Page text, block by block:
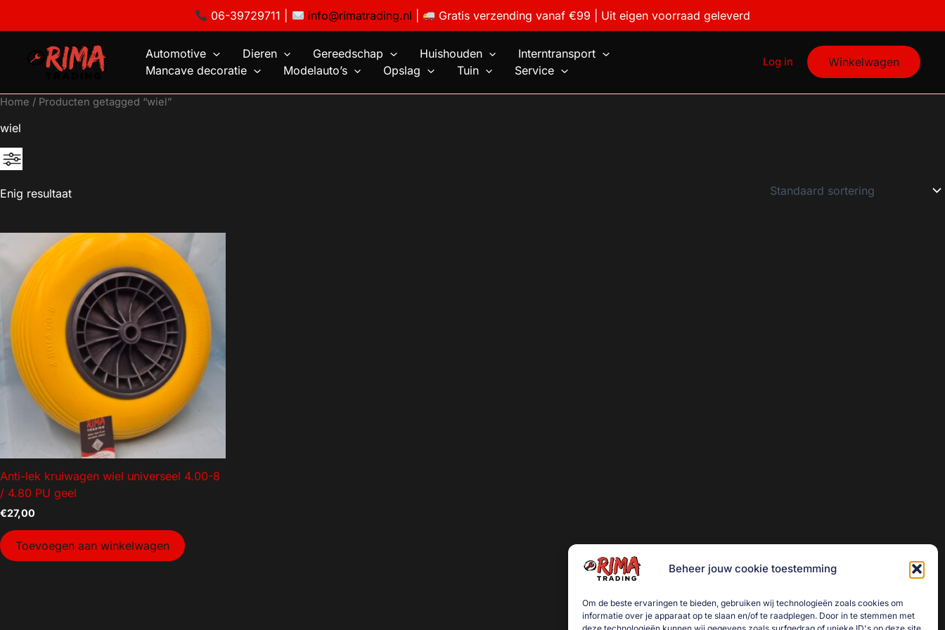
06-39729711 | info@rimatrading.nl Gratis verzending vanaf €99 | Uit eigen voorraad geleverd
Beheer jouw cookie toestemming
Om de beste ervaringen te bieden, gebruiken wij technologieën zoals cookies om
informatie over je apparaat op te slaan en/of te raadplegen. Door in te stemmen met
inhoud
Automotive Dieren Gereedschap Huishouden
Interntransport
Mancave decoratie
Modelauto’s Opslag Tuin Service
Log in Winkelwagen
Home / Producten getagged “wiel”
wiel
Geen categorie
Mancave decoratie
Modelauto's
Aanhanger onderdelen
Afzetmateriaal
Automotive
Bakken
Bakken gebruikt
Dekselbakken
Goederenvervoer
Huishouden
Enig resultaat
Anti-lek kruiwagen wiel universeel 4.00-8
/ 4.80 PU geel
€27,00
Toevoegen aan winkelwagen